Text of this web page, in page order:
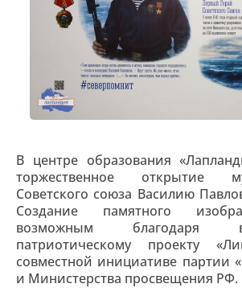
В центре образования
торжественное открытие
Советского союза Василию
Создание памятного
возможным благодаря
патриотическому проекту
совместной инициативе партии
и Министерства просвещения РФ.